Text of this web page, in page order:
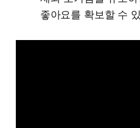
좋아요를 확보할 수